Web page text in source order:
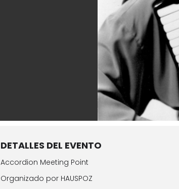
DETALLES DEL EVENTO
Accordion Meeting Point
Organizado por HAUSPOZ